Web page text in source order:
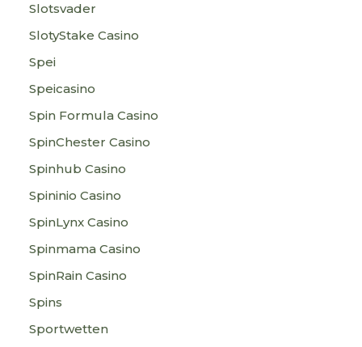
Slotsvader
SlotyStake Casino
Spei
Speicasino
Spin Formula Casino
SpinChester Casino
Spinhub Casino
Spininio Casino
SpinLynx Casino
Spinmama Casino
SpinRain Casino
Spins
Sportwetten